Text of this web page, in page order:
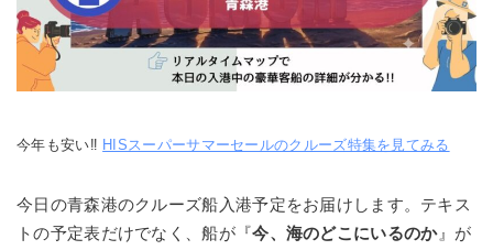
今年も安い‼ HISスーパーサマーセールのクルーズ特集を見てみる
今日の青森港のクルーズ船入港予定をお届けします。テキス
トの予定表だけでなく、船が『今、海のどこにいるのか』が